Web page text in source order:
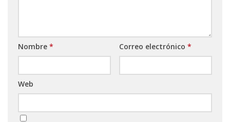
Nombre * Correo electrónico *
Web